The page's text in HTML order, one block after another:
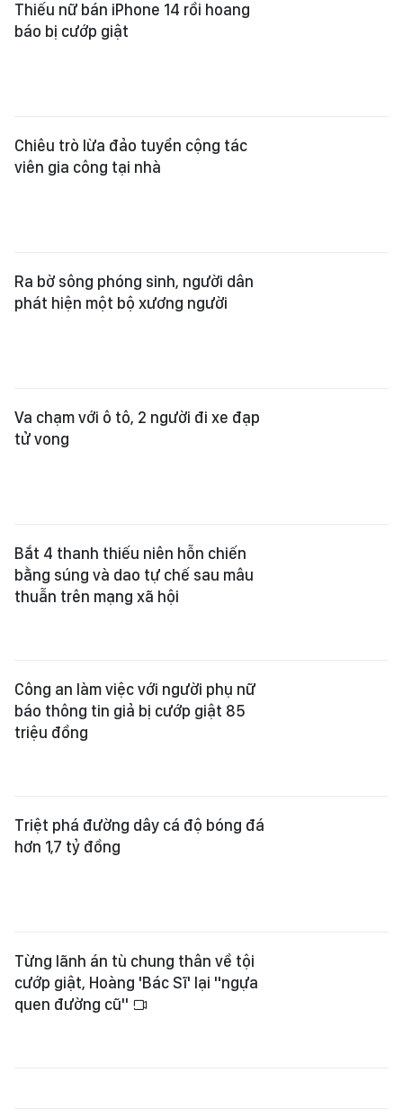
Thiếu nữ bán iPhone 14 rồi hoang
báo bị cướp giật
Chiêu trò lừa đảo tuyển cộng tác
viên gia công tại nhà
Ra bờ sông phóng sinh, người dân
phát hiện một bộ xương người
Va chạm với ô tô, 2 người đi xe đạp
tử vong
Bắt 4 thanh thiếu niên hỗn chiến
bằng súng và dao tự chế sau mâu
thuẫn trên mạng xã hội
Công an làm việc với người phụ nữ
báo thông tin giả bị cướp giật 85
triệu đồng
Triệt phá đường dây cá độ bóng đá
hơn 1,7 tỷ đồng
Từng lãnh án tù chung thân về tội
cướp giật, Hoàng 'Bác Sĩ' lại "ngựa
quen đường cũ"